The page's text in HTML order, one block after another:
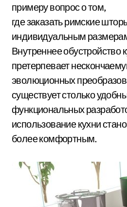
примеру вопрос о том,
где заказать римские
индивидуальным
Внутреннее
претерпевает
эволюционных
существует столько
функциональных
использование кухни
более комфортным.